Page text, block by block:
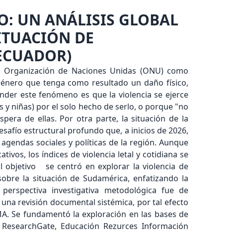
UN ANÁLISIS GLOBAL
DE
de Naciones Unidas (ONU) como
que tenga como resultado un daño físico,
este fenómeno es que la violencia se ejerce
niñas) por el solo hecho de serlo, o porque "no
de ellas. Por otra parte, la situación de la
estructural profundo que, a inicios de 2026,
sociales y políticas de la región. Aunque
los índices de violencia letal y cotidiana se
objetivo se centró en explorar la violencia de
la situación de Sudamérica, enfatizando la
investigativa metodológica fue de
revisión documental sistémica, por tal efecto
Se fundamentó la exploración en las bases de
Educación Rezurces Información